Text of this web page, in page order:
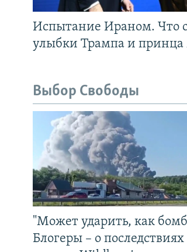
Испытание Ираном. Что
улыбки Трампа и
Выбор Свободы
"Может ударить, как
Блогеры – о последствиях